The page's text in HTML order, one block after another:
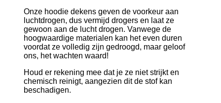
Onze hoodie dekens geven de voorkeur aan
luchtdrogen, dus vermijd drogers en laat ze
gewoon aan de lucht drogen. Vanwege de
hoogwaardige materialen kan het even duren
voordat ze volledig zijn gedroogd, maar geloof
ons, het wachten waard!
Houd er rekening mee dat je ze niet strijkt en
chemisch reinigt, aangezien dit de stof kan
beschadigen.